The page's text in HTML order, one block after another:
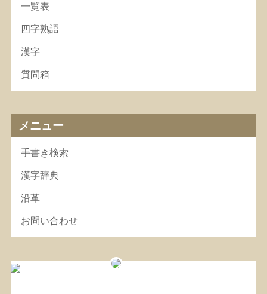
一覧表
四字熟語
漢字
質問箱
メニュー
手書き検索
漢字辞典
沿革
お問い合わせ